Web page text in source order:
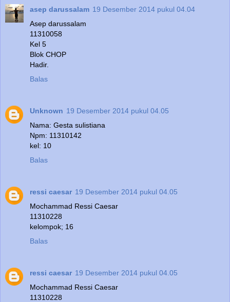
asep darussalam 19 Desember 2014 pukul 04.04
Asep darussalam
11310058
Kel 5
Blok CHOP
Hadir.
Balas
Unknown 19 Desember 2014 pukul 04.05
Nama: Gesta sulistiana
Npm: 11310142
kel: 10
Balas
ressi caesar 19 Desember 2014 pukul 04.05
Mochammad Ressi Caesar
11310228
kelompok; 16
Balas
ressi caesar 19 Desember 2014 pukul 04.05
Mochammad Ressi Caesar
11310228